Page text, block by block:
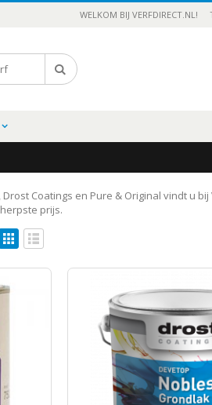
WELKOM BIJ VERFDIRECT.NL!
Coatings en Pure & Original vindt u
prijs.